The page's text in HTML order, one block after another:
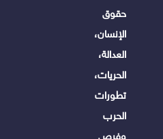
حقوق
الإنسان،
العدالة،
الحريات،
تطورات
الحرب
وفرص